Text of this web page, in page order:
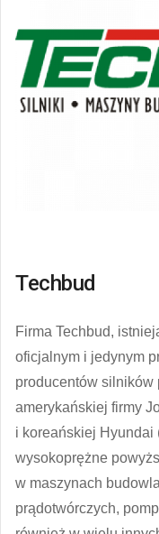
Techbud
Firma Techbud,
oficjalnym i jedynym
producentów silników
amerykańskiej firmy
i koreańskiej
wysokoprężne
w maszynach
prądotwórczych,